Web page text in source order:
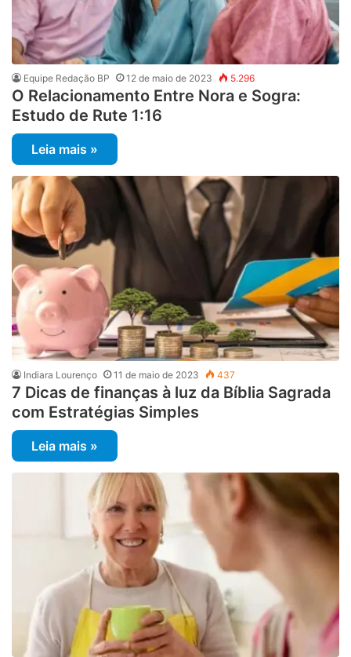
Equipe Redação BP 12 de maio de 2023 5.296
O Relacionamento Entre Nora e Sogra:
Estudo de Rute 1:16
Leia mais »
Indiara Lourenço 11 de maio de 2023 437
7 Dicas de finanças à luz da Bíblia Sagrada
com Estratégias Simples
Leia mais »